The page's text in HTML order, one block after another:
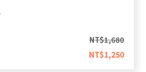
NT$1,680
NT$1,250